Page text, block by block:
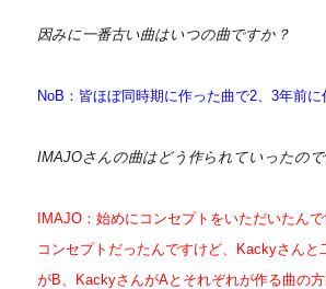
因みに一番古い曲はいつの曲ですか？
NoB：皆ほぼ同時期に作った曲で2、3年前に
IMAJOさんの曲はどう作られていったの
IMAJO：始めにコンセプトをいただいたん
コンセプトだったんですけど、Kackyさんと
がB、KackyさんがAとそれぞれが作る曲の